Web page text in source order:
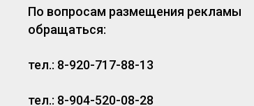
По вопросам размещения рекламы
обращаться:
тел.: 8-920-717-88-13
тел.: 8-904-520-08-28